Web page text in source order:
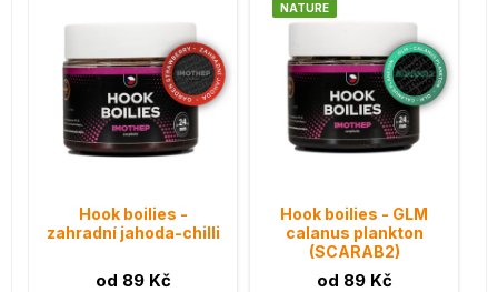
Hook boilies -
zahradní jahoda-chilli
od 89 Kč
NATURE
Hook boilies - GLM
calanus plankton
(SCARAB2)
od 89 Kč